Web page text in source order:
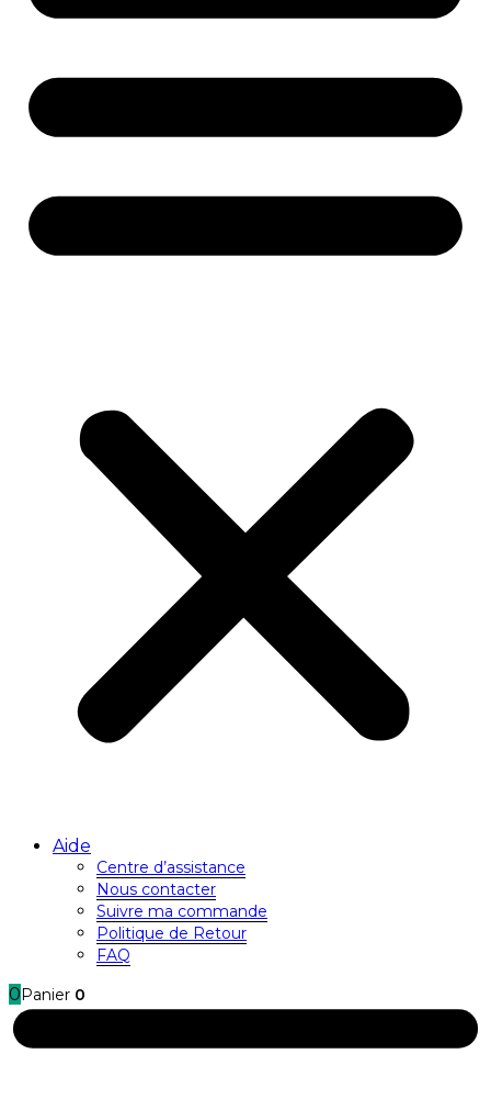
Aide
Centre d’assistance
Nous contacter
Suivre ma commande
Politique de Retour
FAQ
0 Panier 0